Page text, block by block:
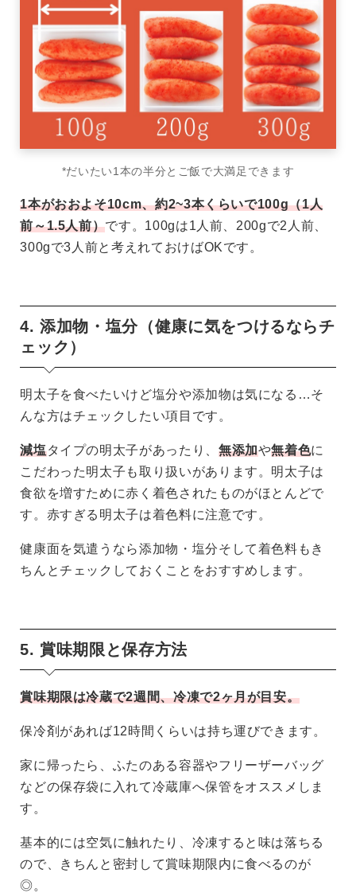
*だいたい1本の半分とご飯で大満足できます
1本がおおよそ10cm、約2~3本くらいで100g（1人
前～1.5人前）です。100gは1人前、200gで2人前、
300gで3人前と考えれておけばOKです。
4. 添加物・塩分（健康に気をつけるならチ
ェック）
明太子を食べたいけど塩分や添加物は気になる…そ
んな方はチェックしたい項目です。
減塩タイプの明太子があったり、 無添加や無着色に
こだわった明太子も取り扱いがあります。明太子は
食欲を増すために赤く着色されたものがほとんどで
す。赤すぎる明太子は着色料に注意です。
健康面を気遣うなら添加物・塩分そして着色料もき
ちんとチェックしておくことをおすすめします。
5. 賞味期限と保存方法
賞味期限は冷蔵で2週間、冷凍で2ヶ月が目安。
保冷剤があれば12時間くらいは持ち運びできます。
家に帰ったら、ふたのある容器やフリーザーバッグ
などの保存袋に入れて冷蔵庫へ保管をオススメしま
す。
基本的には空気に触れたり、冷凍すると味は落ちる
ので、きちんと密封して賞味期限内に食べるのが
◎。